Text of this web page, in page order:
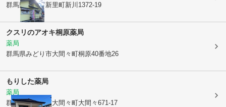
群馬県桐生市新里町新川1372-19
クスリのアオキ桐原薬局
薬局
群馬県みどり市大間々町桐原40番地26
もりした薬局
薬局
群馬県みどり市大間々町大間々671-17